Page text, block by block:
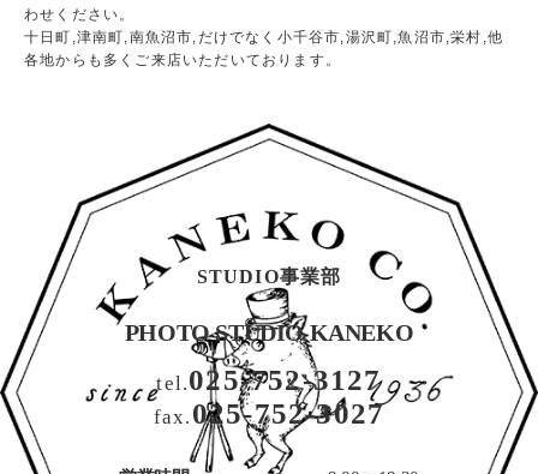
わせください。
十日町,津南町,南魚沼市,だけでなく小千谷市,湯沢町,魚沼市,栄村,他
各地からも多くご来店いただいております。
STUDIO事業部
PHOTO STUDIO KANEKO
tel.025-752-3127
fax. 025-752-3027